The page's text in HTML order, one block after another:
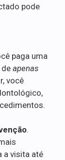
pode
paga uma
de apenas
você
.
a visita até